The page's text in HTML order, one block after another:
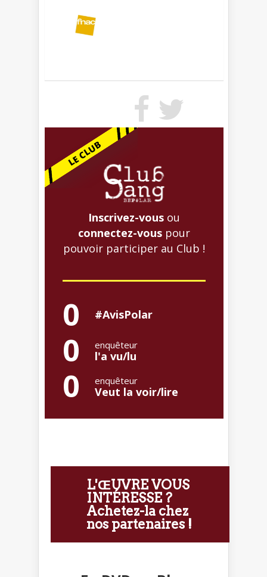
Inscrivez-vous ou
connectez-vous pour
pouvoir participer au Club !
0 #AvisPolar
0 enquêteur
l'a vu/lu
0 enquêteur
Veut la voir/lire
L'ŒUVRE VOUS
INTÉRESSE ?
Achetez-la chez
nos partenaires !